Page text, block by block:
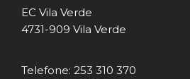
EC Vila Verde
4731-909 Vila Verde
Telefone: 253 310 370